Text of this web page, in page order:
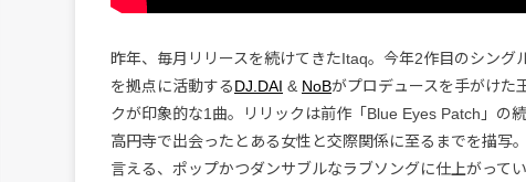
昨年、毎月リリースを続けてきたItaq。今年2作目のシング
を拠点に活動するDJ.DAI & NoBがプロデュースを手がけた
クが印象的な1曲。リリックは前作「Blue Eyes Patch」の
高円寺で出会ったとある女性と交際関係に至るまでを描写
言える、ポップかつダンサブルなラブソングに仕上がって